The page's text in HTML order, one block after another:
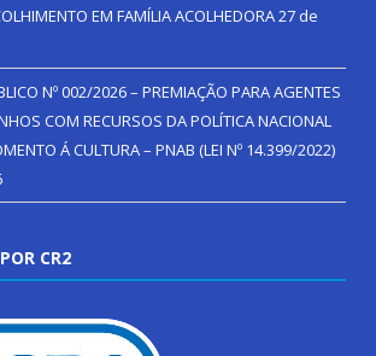
EM FAMÍLIA ACOLHEDORA27 de
Nº 002/2026 – PREMIAÇÃO PARA AGENTES
COM RECURSOS DA POLÍTICA NACIONAL
Á CULTURA – PNAB (LEI Nº 14.399/2022)
CR2